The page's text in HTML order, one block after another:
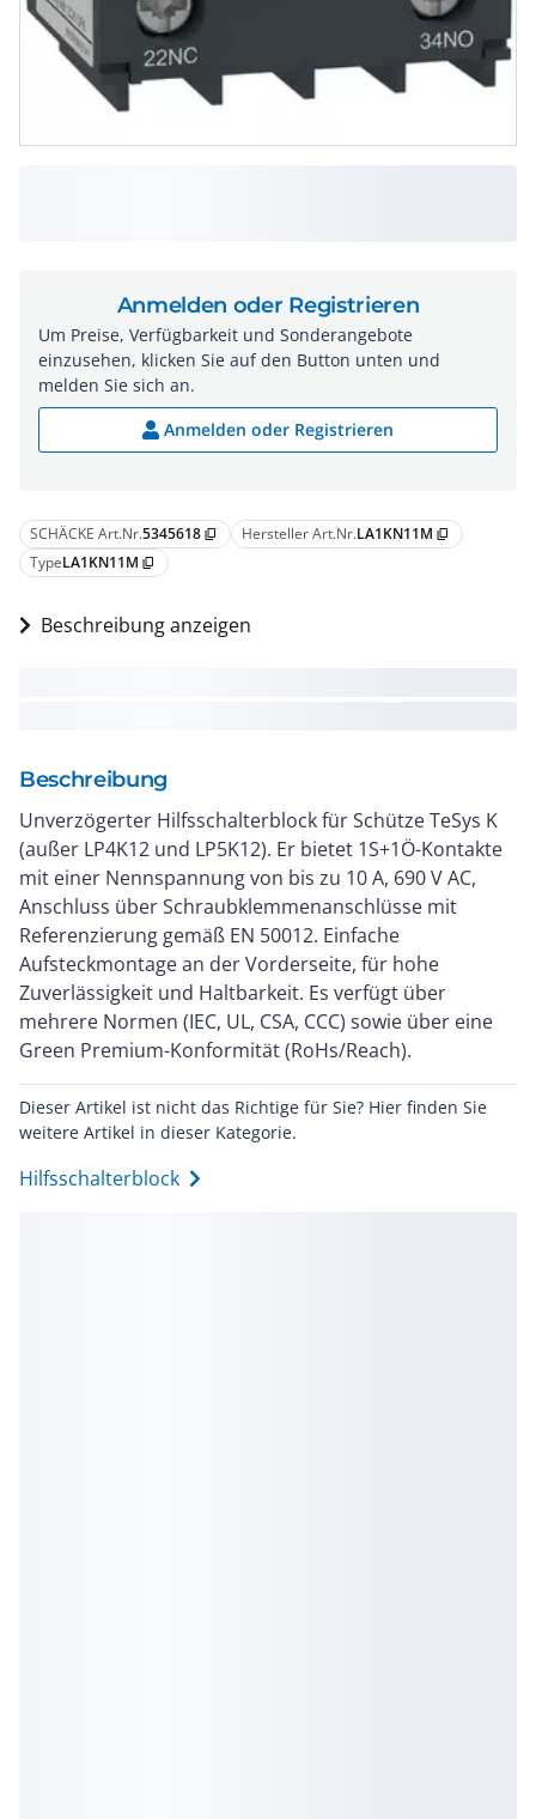
SCHÄCKE Art.Nr.5345618 content_copy Hersteller Art.Nr.LA1KN11M content_copy
TypeLA1KN11M content_copy
Beschreibung anzeigen
Beschreibung
Unverzögerter Hilfsschalterblock für Schütze TeSys K
(außer LP4K12 und LP5K12). Er bietet 1S+1Ö-Kontakte
mit einer Nennspannung von bis zu 10 A, 690 V AC,
Anschluss über Schraubklemmenanschlüsse mit
Referenzierung gemäß EN 50012. Einfache
Aufsteckmontage an der Vorderseite, für hohe
Zuverlässigkeit und Haltbarkeit. Es verfügt über
mehrere Normen (IEC, UL, CSA, CCC) sowie über eine
Green Premium-Konformität (RoHs/Reach).
Dieser Artikel ist nicht das Richtige für Sie? Hier finden Sie
weitere Artikel in dieser Kategorie.
Hilfsschalterblock
Anmelden oder Registrieren
Um Preise, Verfügbarkeit und Sonderangebote
einzusehen, klicken Sie auf den Button unten und
melden Sie sich an.
Anmelden oder Registrieren